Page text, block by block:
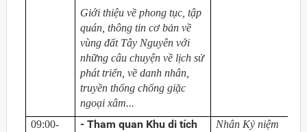
Giới thiệu về phong tục, tập
quán, thông tin cơ bản về
vùng đất Tây Nguyên với
những câu chuyện về lịch sử
phát triển, về danh nhân,
truyền thống chống giặc
ngoại xâm...
09:00-
- Tham quan Khu di tích
Nhân Kỷ niệm